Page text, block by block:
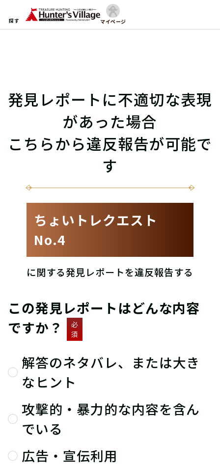
探す マイページ
発見レポートに不適切な表現
があった場合
こちらから違反報告が可能で
す
ちょいトレクエスト
No.4
に関する発見レポートを違反報告する
この発見レポートはどんな内容
ですか？
必
須
解答のネタバレ、または大き
なヒント
攻撃的・暴力的な内容を含ん
でいる
広告・宣伝利用